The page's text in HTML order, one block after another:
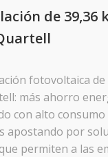
de 39,36
fotovoltaica de
más ahorro
con alto consumo
apostando por
permiten a las